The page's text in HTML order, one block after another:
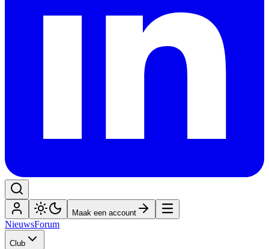
Maak een account
NieuwsForum
Club